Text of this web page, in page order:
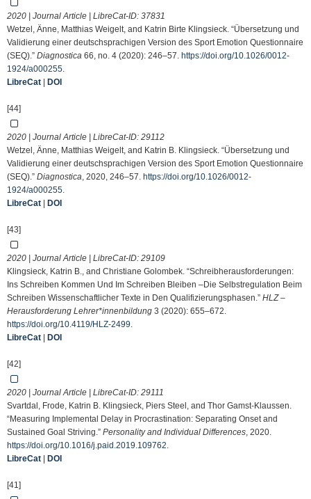
2020 | Journal Article | LibreCat-ID: 37831
Wetzel, Änne, Matthias Weigelt, and Katrin Birte Klingsieck. “Übersetzung und
Validierung einer deutschsprachigen Version des Sport Emotion Questionnaire
(SEQ).” Diagnostica 66, no. 4 (2020): 246–57. https://doi.org/10.1026/0012-
1924/a000255.
LibreCat
DOI
[44]
2020 | Journal Article | LibreCat-ID: 29112
Wetzel, Änne, Matthias Weigelt, and Katrin B. Klingsieck. “Übersetzung und
Validierung einer deutschsprachigen Version des Sport Emotion Questionnaire
(SEQ).” Diagnostica, 2020, 246–57. https://doi.org/10.1026/0012-
1924/a000255.
LibreCat
DOI
[43]
2020 | Journal Article | LibreCat-ID: 29109
Klingsieck, Katrin B., and Christiane Golombek. “Schreibherausforderungen:
Ins Schreiben Kommen Und Im Schreiben Bleiben –Die Selbstregulation Beim
Schreiben Wissenschaftlicher Texte in Den Qualifizierungsphasen.” HLZ –
Herausforderung Lehrer*innenbildung 3 (2020): 655–672.
https://doi.org/10.4119/HLZ-2499.
LibreCat
DOI
[42]
2020 | Journal Article | LibreCat-ID: 29111
Svartdal, Frode, Katrin B. Klingsieck, Piers Steel, and Thor Gamst-Klaussen.
“Measuring Implemental Delay in Procrastination: Separating Onset and
Sustained Goal Striving.” Personality and Individual Differences, 2020.
https://doi.org/10.1016/j.paid.2019.109762.
LibreCat
DOI
[41]